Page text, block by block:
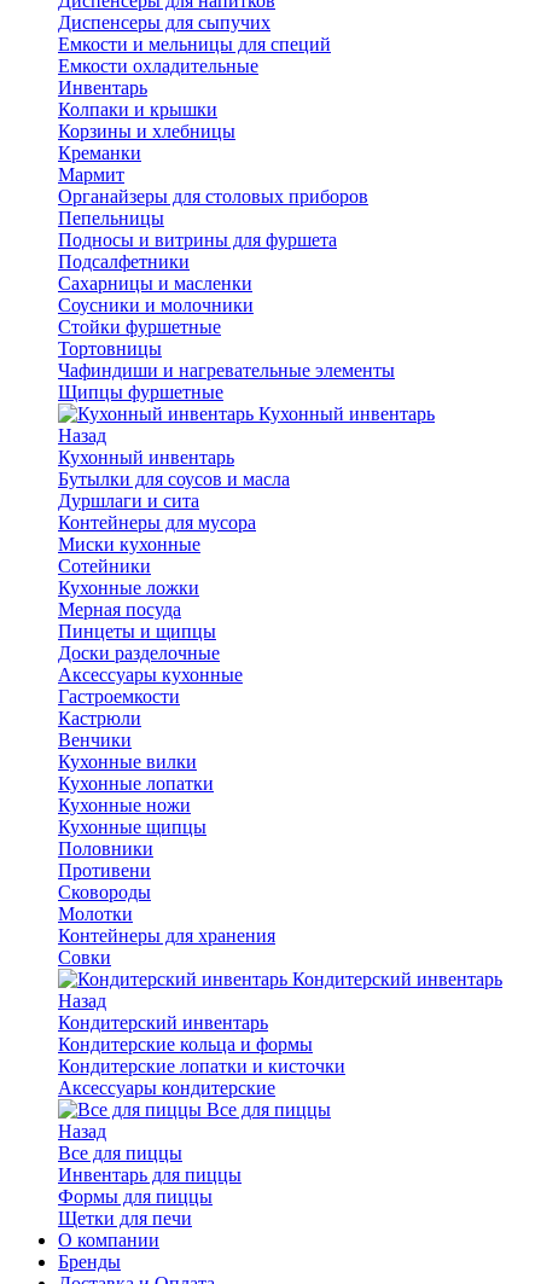
Диспенсеры для сыпучих
Емкости и мельницы для специй
Емкости охладительные
Инвентарь
Колпаки и крышки
Корзины и хлебницы
Креманки
Мармит
Органайзеры для столовых приборов
Пепельницы
Подносы и витрины для фуршета
Подсалфетники
Сахарницы и масленки
Соусники и молочники
Стойки фуршетные
Тортовницы
Чафиндиши и нагревательные элементы
Щипцы фуршетные
Кухонный инвентарь
Назад
Кухонный инвентарь
Бутылки для соусов и масла
Дуршлаги и сита
Контейнеры для мусора
Миски кухонные
Сотейники
Кухонные ложки
Мерная посуда
Пинцеты и щипцы
Доски разделочные
Аксессуары кухонные
Гастроемкости
Кастрюли
Венчики
Кухонные вилки
Кухонные лопатки
Кухонные ножи
Кухонные щипцы
Половники
Противени
Сковороды
Молотки
Контейнеры для хранения
Совки
Кондитерский инвентарь
Назад
Кондитерский инвентарь
Кондитерские кольца и формы
Кондитерские лопатки и кисточки
Аксессуары кондитерские
Все для пиццы
Назад
Все для пиццы
Инвентарь для пиццы
Формы для пиццы
Щетки для печи
О компании
Бренды